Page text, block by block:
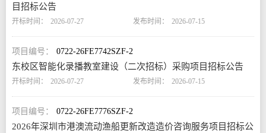
目招标公告
2026-07-27 2026-07-15
0722-26FE7742SZF-2
东校区智能化录播教室建设（二次招标）采购项目招标公告
2026-07-27 2026-07-15
0722-26FE7776SZF-2
2026年深圳市港澳流动渔船更新改造造价咨询服务项目招标公